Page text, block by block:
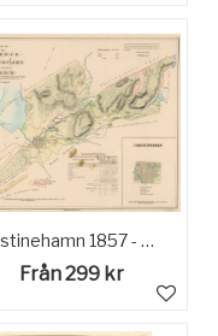
Kristinehamn 1857 - Historisk Karta
Från 299 kr